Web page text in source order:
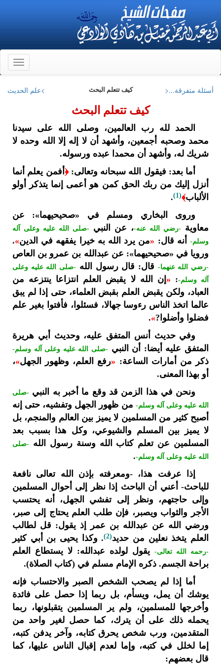
أسئلة متفرقة...<
كيف تتعلم البحث >علم الحديث
كيف تتعلم البحث
الحمد لله رب العالمين، وصلى الله على سيدنا
محمد وصحبه أجمعين، وأشهد أن لا إله إلا الله وحده لا
شريك له، وأشهد أن محمدا عبده ورسوله.
أما بعد: فيقول الله سبحانه وتعالى:﴿ أفمن يعلم أنما
أنزل إليك من ربك الحق كمن هو أعمى إنما يتذكر أولو
الألباب﴾(1)
.
وروى البخاري ومسلم في «صحيحيهما»: عن
معاوية -رضي الله عنه-، عن النبي -صلى الله عليه وعلى آله
وسلم-أنه قال: «من يرد الله به خيرا يفقهه في الدين»
.
ورويا في «صحيحيهما»: عن عبدالله بن عمرو بن العاص
-رضي الله عنهما- قال: قال رسول الله -صلى الله عليه وعلى
آله وسلم-:
« إن الله لا يقبض العلم انتزاعا ينتزعه من
العباد، ولكن يقبض العلم بقبض العلماء، حتى إذا لم يبق
عالما اتخذ الناس رءوسا جهالا، فسئلوا، فأفتوا بغير علم
فضلوا وأضلوا?»
.
وفي حديث أنس المتفق عليه، وحديث أبي هريرة
المتفق عليه أيضا: أن النبي -صلى الله عليه وعلى آله وسلم-
ذكر من أمارات الساعة: «رفع العلم، وظهور الجهل»،
أو بهذا المعنى.
ونحن في هذا الزمن قد وقع ما أخبر به النبي -صلى
الله عليه وعلى آله وسلم- من ظهور الجهل وتفشيه، حتى إنه
أصبح كثير من المسلمين لا يميز بين العالم والمنجم، بل
لا يميز بين المسلم والشيوعي، وكل هذا بسبب بعد
المسلمين عن تعلم كتاب الله وسنة رسول الله -صلى
الله عليه وعلى آله وسلم-.
إذا عرفت هذا، -ومعرفته بإذن الله تعالى نافعة
للباحث- أعني أن الباحث إذا نظر إلى أحوال المسلمين
وإلى حاجتهم، ونظر إلى تفشي الجهل، أنه يحتسب
الأجر والثواب ويصبر، فإن طلب العلم يحتاج إلى صبر،
ورضي الله عن عبدالله بن عمر إذ يقول: قل لطالب
العلم يتخذ نعلين من حديد(2) . وكذا يحيى بن أبي كثير
-رحمه الله تعالى- يقول لولده عبدالله: لا يستطاع العلم
براحة الجسم. ذكره الإمام مسلم في (كتاب الصلاة).
أما إذا لم يصحب الشخص الصبر والاحتساب فإنه
يوشك أن يمل، ويسأم، بل ربما إذا حصل على فائدة
وأخرجها للمسلمين، ولم ير المسلمين يتقبلونها، ربما
يحمله ذلك على أن يترك، كما حصل لغير واحد من
المتقدمين، ورب شخص يحرق كتابه، وآخر يدفن كتبه،
إما لخلل في كتبه، وإما لعدم إقبال الناس عليها، كما
قال بعضهم: